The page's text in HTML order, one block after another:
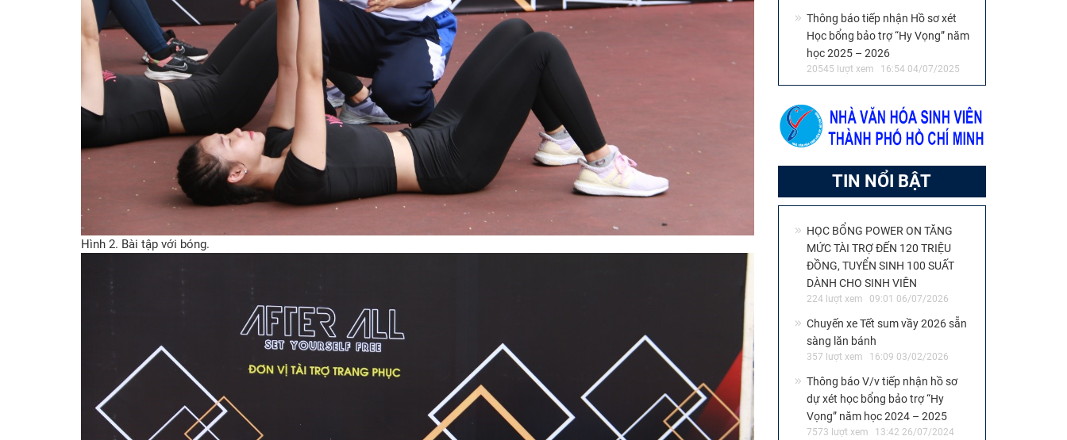
Hình 2. Bài tập với bóng.
Thông báo tiếp nhận Hồ sơ xét
Học bổng bảo trợ “Hy Vọng” năm
học 2025 – 2026
20545 lượt xem 16:54 04/07/2025
TIN NỔI BẬT
HỌC BỔNG POWER ON TĂNG
MỨC TÀI TRỢ ĐẾN 120 TRIỆU
ĐỒNG, TUYỂN SINH 100 SUẤT
DÀNH CHO SINH VIÊN
224 lượt xem 09:01 06/07/2026
Chuyến xe Tết sum vầy 2026 sẵn
sàng lăn bánh
357 lượt xem 16:09 03/02/2026
Thông báo V/v tiếp nhận hồ sơ
dự xét học bổng bảo trợ “Hy
Vọng” năm học 2024 – 2025
7573 lượt xem 13:42 26/07/2024